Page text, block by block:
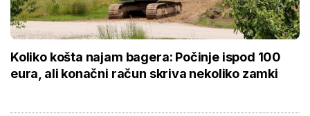
Koliko košta najam bagera: Počinje ispod 100
eura, ali konačni račun skriva nekoliko zamki